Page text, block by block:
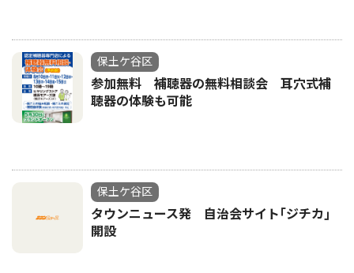
保土ケ谷区
参加無料 補聴器の無料相談会 耳穴式補
聴器の体験も可能
保土ケ谷区
タウンニュース発 自治会サイト｢ジチカ｣
開設